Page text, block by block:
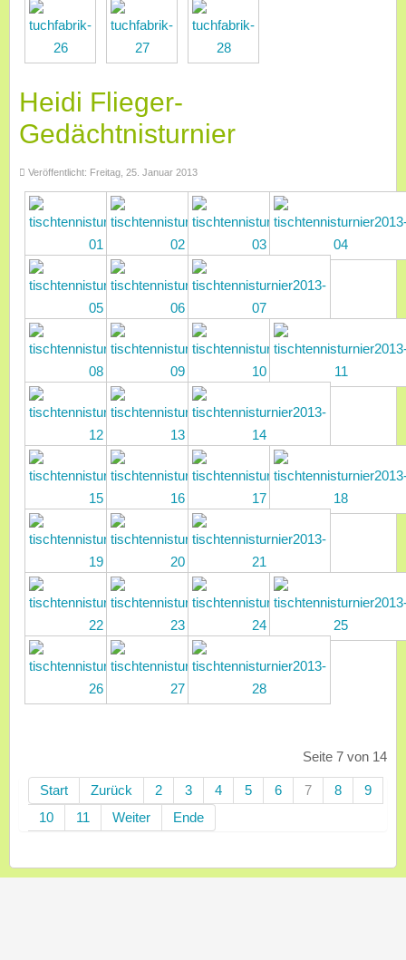
Heidi Flieger-
Gedächtnisturnier
Veröffentlicht: Freitag, 25. Januar 2013
Seite 7 von 14
Start Zurück 2 3 4 5 6 7 8
9
10
11 Weiter Ende